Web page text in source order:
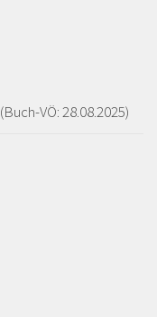
VÖ: 28.08.2025)